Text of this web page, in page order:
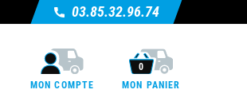
03.85.32.96.74
MON COMPTE
0
MON PANIER